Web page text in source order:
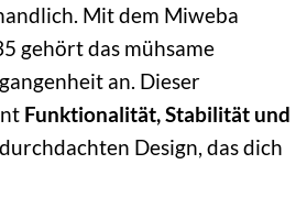
Mit dem Miweba
gehört das mühsame
an. Dieser
Funktionalität, Stabilität und
Design, das dich